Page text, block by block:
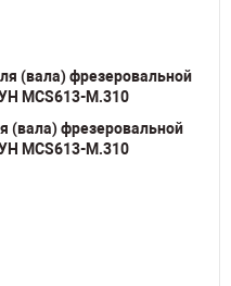
(вала) фрезеровальной
MCS613-M.310